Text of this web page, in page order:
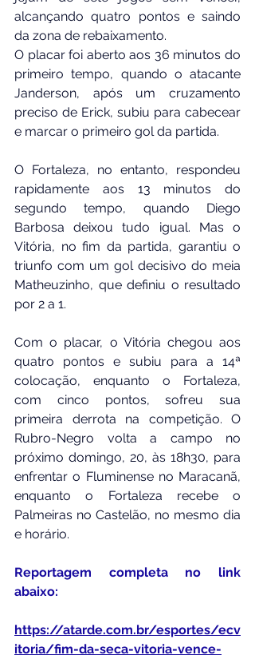
alcançando quatro pontos e saindo
da zona de rebaixamento.
O placar foi aberto aos 36 minutos do
primeiro tempo, quando o atacante
Janderson, após um cruzamento
preciso de Erick, subiu para cabecear
e marcar o primeiro gol da partida.
O Fortaleza, no entanto, respondeu
rapidamente aos 13 minutos do
segundo tempo, quando Diego
Barbosa deixou tudo igual. Mas o
Vitória, no fim da partida, garantiu o
triunfo com um gol decisivo do meia
Matheuzinho, que definiu o resultado
por 2 a 1.
Com o placar, o Vitória chegou aos
quatro pontos e subiu para a 14ª
colocação, enquanto o Fortaleza,
com cinco pontos, sofreu sua
primeira derrota na competição. O
Rubro-Negro volta a campo no
próximo domingo, 20, às 18h30, para
enfrentar o Fluminense no Maracanã,
enquanto o Fortaleza recebe o
Palmeiras no Castelão, no mesmo dia
e horário.
Reportagem completa no link
abaixo:
https://atarde.com.br/esportes/ecv
itoria/fim-da-seca-vitoria-vence-